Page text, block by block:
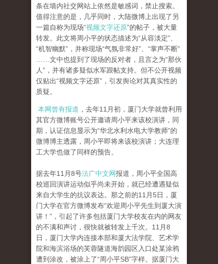
条在墙内社交网站上依然是敏感词，禁止搜索。
值得注意的是，几乎同时，大陆微博上出现了另
一篇自称为现场“视频文字还原”的帖子，被大量
转发。此文将周小平的状态描述为“从容淡定”、
“机智幽默”，并称现场“气氛非常好”、“掌声不断”
……文中也提到了现场的反对者，且言之为“那伙
人”，并有诸多疑似水军跟帖支持。但不公开视频
仅贴出“视频文字还原”，引发舆论对其真实性的
质疑。
本网曾有报道 ，去年11月初，厦门大学就曾利用
其官方微博账号公开邀请周小平来该校演讲，同
期，认证信息显示为“华北水利水电大学教师”的
微博博主透露，周小平即将来该校演讲；大连理
工大学也做了同样的预告。
据去年11月8号法广中文网报道，周小平全国高
校巡回演讲运动似乎尚未开始，就已经遭遇疑似
来自大学生的抗议表达。那之前的11月5日，厦
门大学在官方微博发布“欢迎周小平先生到厦大演
讲！”，引起了许多包括厦门大学校友在内的网友
的不满和声讨，很快就被转发上千次。11月8
日，厦门大学内连接本部和厦大法学院、艺术学
院和海滨浴场的芙蓉隧道海韵园区入口处某涂鸦
遭到涂改，被涂上了“周小平SB”字样。据厦门大